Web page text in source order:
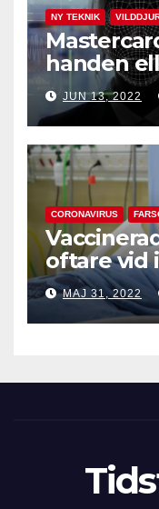
NY TEKNIK
handen
JUN 13, 2022
CORONAVIRUS
oftare vid
MAJ 31, 2022